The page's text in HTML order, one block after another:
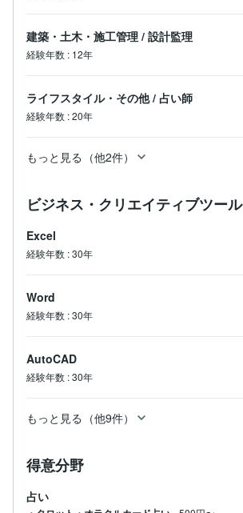
建築・土木・施工管理 / 設計監理
経験年数 : 12年
ライフスタイル・その他 / 占い師
経験年数 :20年
もっと見る（他2件）
ビジネス・クリエイティブツール
Excel
経験年数 :30年
Word
経験年数 :30年
AutoCAD
経験年数 :30年
もっと見る（他9件）
得意分野
占い